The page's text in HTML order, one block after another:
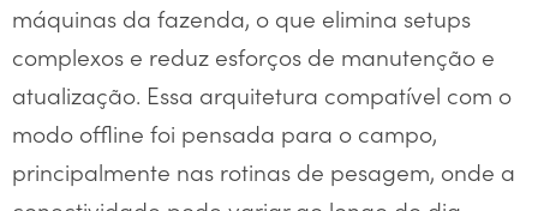
máquinas da fazenda, o que elimina setups
complexos e reduz esforços de manutenção e
atualização. Essa arquitetura compatível com o
modo offline foi pensada para o campo,
principalmente nas rotinas de pesagem, onde a